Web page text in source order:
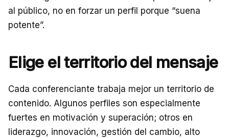
al público, no en forzar un perfil porque “suena
potente”.
Elige el territorio del mensaje
Cada conferenciante trabaja mejor un territorio de
contenido. Algunos perfiles son especialmente
fuertes en motivación y superación; otros en
liderazgo, innovación, gestión del cambio, alto